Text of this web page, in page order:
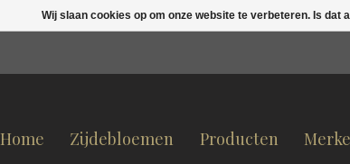
Home Zijdebloemen Producten
Wij slaan cookies op om onze website te verbeteren. Is dat